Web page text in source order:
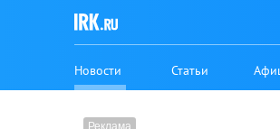
Новости Статьи